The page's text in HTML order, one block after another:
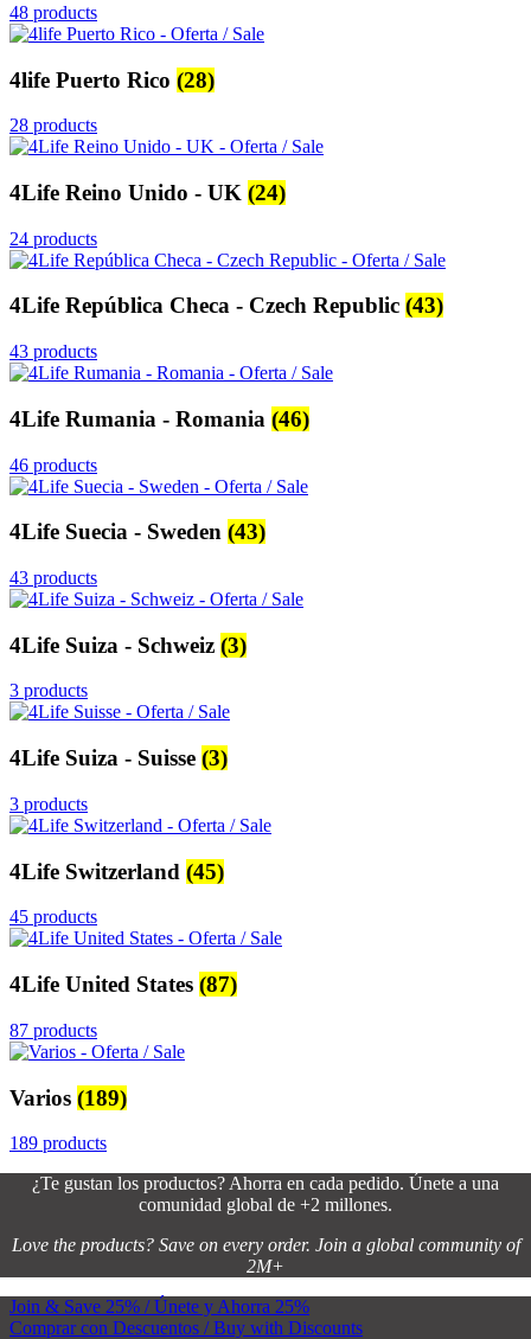
48 products
4life Puerto Rico (28)
28 products
4Life Reino Unido - UK (24)
24 products
4Life República Checa - Czech Republic (43)
43 products
4Life Rumania - Romania (46)
46 products
4Life Suecia - Sweden (43)
43 products
4Life Suiza - Schweiz (3)
3 products
4Life Suiza - Suisse (3)
3 products
4Life Switzerland (45)
45 products
4Life United States (87)
87 products
Varios (189)
189 products
¿Te gustan los productos? Ahorra en cada pedido. Únete a una
comunidad global de +2 millones.
Love the products? Save on every order. Join a global community of
2M+
Join & Save 25% / Únete y Ahorra 25%
Comprar con Descuentos / Buy with Discounts